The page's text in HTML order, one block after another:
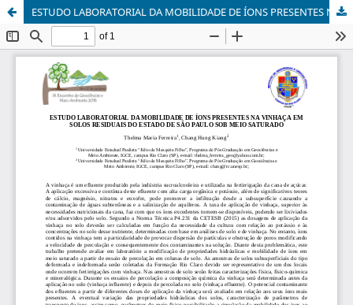
ESTUDO LABORATORIAL DA MOBILIDADE DE ÍONS PRESENTES NA VINHAÇA EM SOLOS RESIDUAIS DO ESTADO DE SÃO PAULO SOB MEIO SATURADO